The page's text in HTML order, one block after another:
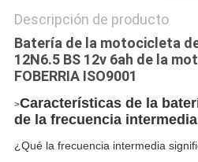
Descripción de producto
Batería de la motocicleta
12N6.5 BS 12v 6ah de la
FOBERRIA ISO9001
>Características de la
de la frecuencia intermedia
¿Qué la frecuencia intermedia